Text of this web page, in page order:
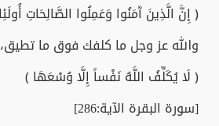
﴿ إِنَّ الَّذِينَ آَمَنُوا وَعَمِلُوا الصَّالِحَاتِ
والله عز وجل ما كلفك فوق ما
﴿ لَا يُكَلِّفُ اللَّهُ نَفْساً إِلَّا وُسْعَهَا ﴾
[سورة البقرة الآية:286]